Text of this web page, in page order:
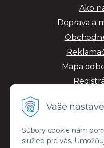
Vaše
Súbory cookie nám
služieb pre vás.
Ako
Doprava a
Mapa